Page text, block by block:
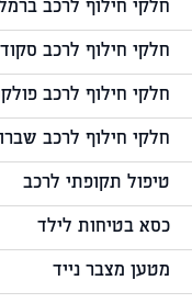
חלקי חילוף לרכב
חלקי חילוף לרכב
חלקי חילוף לרכב
חלקי חילוף לרכב
טיפול תקופתי לרכב
כסא בטיחות לילד
מטען מצבר נייד